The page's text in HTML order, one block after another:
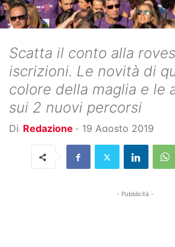
Scatta il conto alla
iscrizioni. Le novità di
colore della maglia e le
sui 2 nuovi percorsi
Di Redazione - 19 Agosto 2019
- Pubblicità -